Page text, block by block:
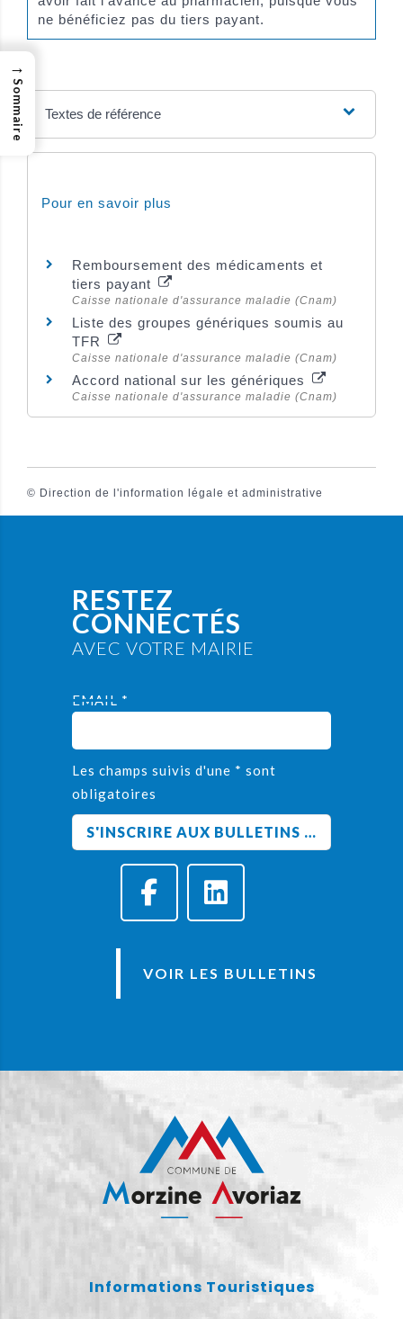
ne bénéficiez pas du tiers payant.
Textes de référence
Pour en savoir plus
Remboursement des médicaments et
tiers payant
Caisse nationale d'assurance maladie (Cnam)
Liste des groupes génériques soumis au
TFR
Caisse nationale d'assurance maladie (Cnam)
Accord national sur les génériques
Caisse nationale d'assurance maladie (Cnam)
© Direction de l'information légale et administrative
RESTEZ
CONNECTÉS
AVEC VOTRE MAIRIE
EMAIL *
Les champs suivis d'une * sont
obligatoires
VOIR LES BULLETINS
Informations Touristiques
→
Sommaire